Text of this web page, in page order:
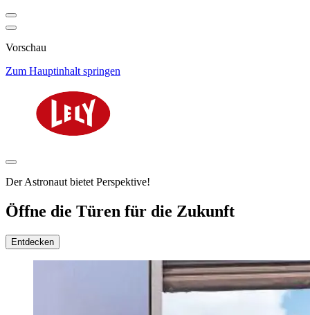
Vorschau
Zum Hauptinhalt springen
Der Astronaut bietet Perspektive!
Öffne die Türen für die Zukunft
Entdecken